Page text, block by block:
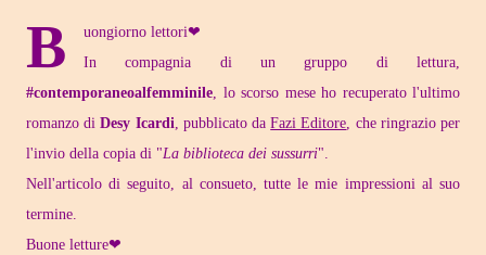
B
uongiorno lettori❤
In compagnia di un gruppo di lettura,
#contemporaneoalfemminile, lo scorso mese ho recuperato l'ultimo
romanzo diDesy Icardi, pubblicato daFazi Editore, che ringrazio per
l'invio della copia di "La biblioteca dei sussurri".
Nell'articolo di seguito, al consueto, tutte le mie impressioni al suo
termine.
Buone letture❤